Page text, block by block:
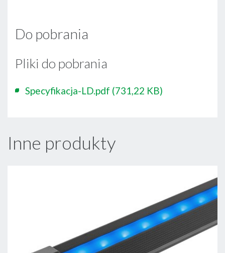
Do pobrania
Pliki do pobrania
Specyfikacja-LD.pdf (731,22 KB)
Inne produkty